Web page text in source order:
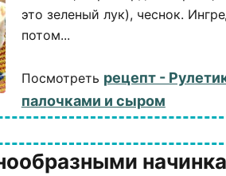
это зеленый лук), чеснок.
потом...
Посмотреть рецепт -
палочками и сыром